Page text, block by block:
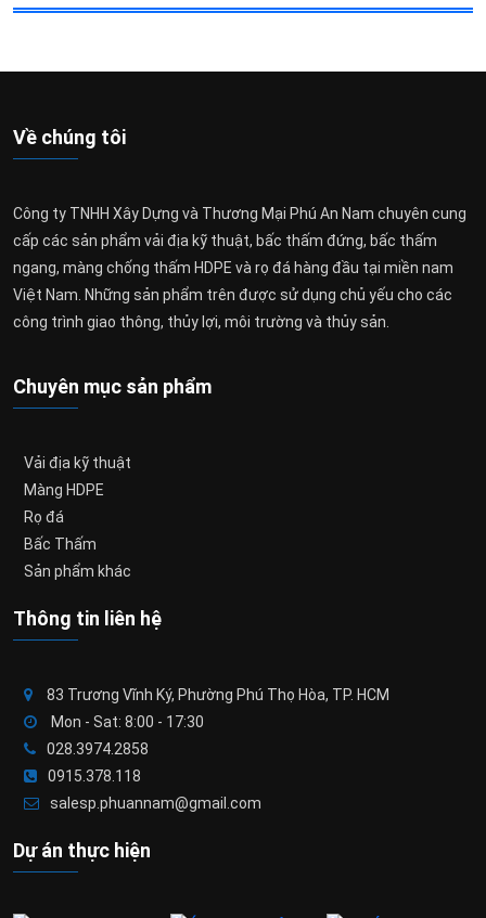
Về chúng tôi
Công ty TNHH Xây Dựng và Thương Mại Phú An Nam chuyên cung
cấp các sản phẩm vải địa kỹ thuật, bấc thấm đứng, bấc thấm
ngang, màng chống thấm HDPE và rọ đá hàng đầu tại miền nam
Việt Nam. Những sản phẩm trên được sử dụng chủ yếu cho các
công trình giao thông, thủy lợi, môi trường và thủy sản.
Chuyên mục sản phẩm
Vải địa kỹ thuật
Màng HDPE
Rọ đá
Bấc Thấm
Sản phẩm khác
Thông tin liên hệ
83 Trương Vĩnh Ký, Phường Phú Thọ Hòa, TP. HCM
Mon - Sat: 8:00 - 17:30
028.3974.2858
0915.378.118
salesp.phuannam@gmail.com
Dự án thực hiện